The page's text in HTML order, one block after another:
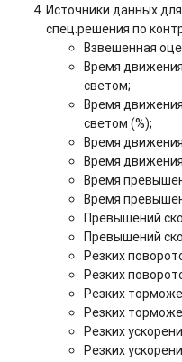
Источники данных
спец.решения по
Взвешенная
Время
светом;
Время
светом (%);
Время
Время
Время
Время
Превышений
Превышений
Резких
Резких
Резких
Резких
Резких
Резких